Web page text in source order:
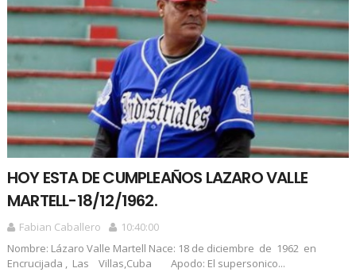
HOY ESTA DE CUMPLEAÑOS LAZARO VALLE
MARTELL-18/12/1962.
Fabian Caballero
10:40:00
Nombre: Lázaro Valle Martell Nace: 18 de diciembre de 1962 en
Encrucijada , Las Villas,Cuba Apodo: El supersonico...